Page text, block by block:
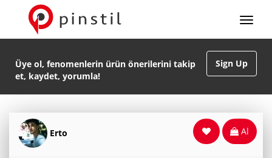
Sign Up
Üye ol, fenomenlerin ürün önerilerini takip
et, kaydet, yorumla!
Erto Al